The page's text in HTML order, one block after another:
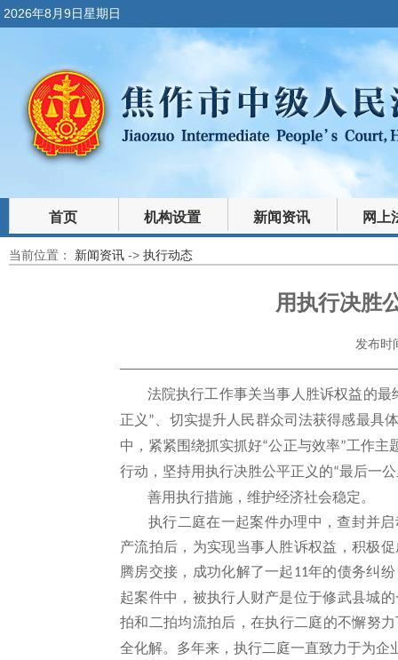
2026年8月9日星期日
首页 机构设置 新闻资讯 网上
裁判文书 法律文库
当前位置： 新闻资讯 -> 执行动态
用执行决胜
发布时
法院执行工作事关当事人胜诉权益的最
正义 ”
、切实提升人民群众司法获得感最具
中，紧紧围绕抓实抓好“公正与效率”工作主
行动，坚持用执行决胜公平正义的“最后一
善用执行措施，维护经济社会稳定。
执行二庭在一起案件办理中，查封并
产流拍后，为实现当事人胜诉权益，积极
腾房交接，成功化解了一起11年的债务纠
起案件中，被执行人财产是位于修武县城
拍和二拍均流拍后，在执行二庭的不懈努
全化解。多年来，执行二庭一直致力于为